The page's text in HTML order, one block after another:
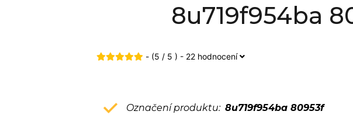
8u719f954ba
- (5 / 5 ) - 22 hodnocení
Označení produktu: 8u719f954ba 80953f